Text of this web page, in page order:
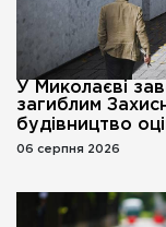
У Миколаєві
загиблим
будівництво
06 серпня 2026